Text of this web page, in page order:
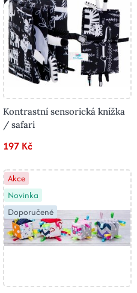
Kontrastní sensorická knížka
/ safari
197 Kč
Akce
Novinka
Doporučené